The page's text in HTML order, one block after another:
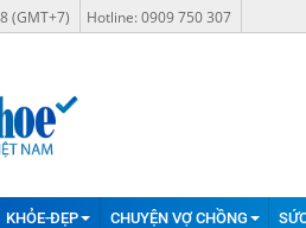
(GMT+7) Hotline: 0909 750 307
KHỎE-ĐẸP CHUYỆN VỢ CHỒNG